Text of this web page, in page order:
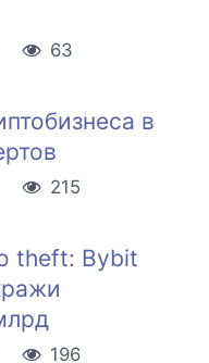
63
в
215
theft: Bybit
196